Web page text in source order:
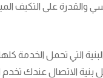
البنية التي تحمل
الاتصال عندك تخدم